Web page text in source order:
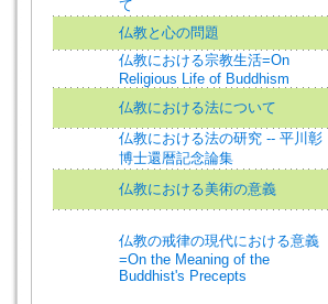
て
仏教と心の問題
仏教における宗教生活=On
Religious Life of Buddhism
仏教における法について
仏教における法の研究 -- 平川彰
博士還暦記念論集
仏教における美術の意義
仏教の戒律の現代における意義
=On the Meaning of the
Buddhist's Precepts